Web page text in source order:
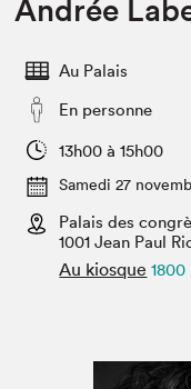
Espace
Espace
Actualités
SLM PRO
Préparer sa visite
Salon au Palais
Projets
Andrée
Au Palais
En personne
13h00 à 15h00
Samedi 27
Palais des
1001 Jean Paul
Au kiosque 1800